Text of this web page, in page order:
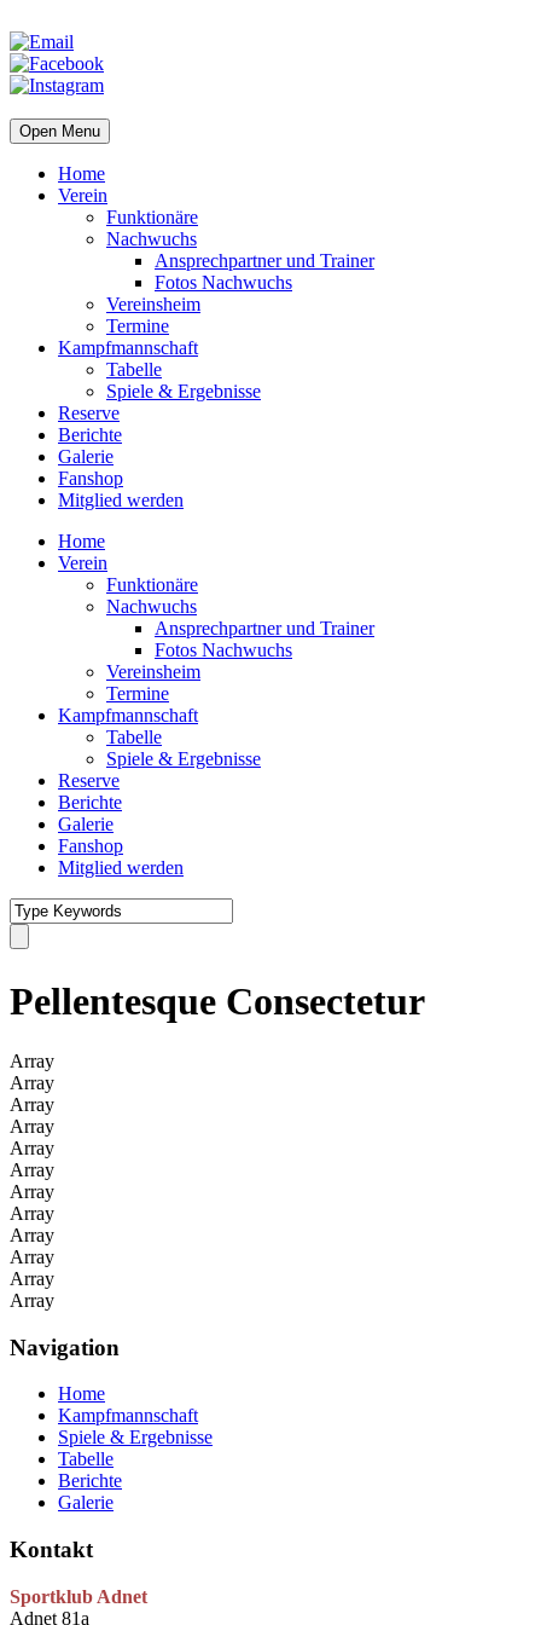
Open Menu
Home
Verein
Funktionäre
Nachwuchs
Ansprechpartner und Trainer
Fotos Nachwuchs
Vereinsheim
Termine
Kampfmannschaft
Tabelle
Spiele & Ergebnisse
Reserve
Berichte
Galerie
Fanshop
Mitglied werden
Home
Verein
Funktionäre
Nachwuchs
Ansprechpartner und Trainer
Fotos Nachwuchs
Vereinsheim
Termine
Kampfmannschaft
Tabelle
Spiele & Ergebnisse
Reserve
Berichte
Galerie
Fanshop
Mitglied werden
Pellentesque Consectetur
Array
Array
Array
Array
Array
Array
Array
Array
Array
Array
Array
Array
Navigation
Home
Kampfmannschaft
Spiele & Ergebnisse
Tabelle
Berichte
Galerie
Kontakt
Sportklub Adnet
Adnet 81a